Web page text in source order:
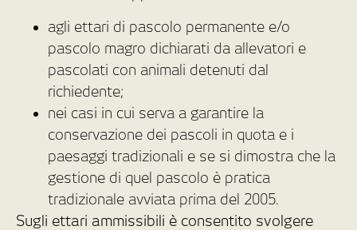
agli ettari di pascolo permanente e/o
pascolo magro dichiarati da allevatori e
pascolati con animali detenuti dal
richiedente;
nei casi in cui serva a garantire la
conservazione dei pascoli in quota e i
paesaggi tradizionali e se si dimostra che la
gestione di quel pascolo è pratica
tradizionale avviata prima del 2005.
Sugli ettari ammissibili è consentito svolgere